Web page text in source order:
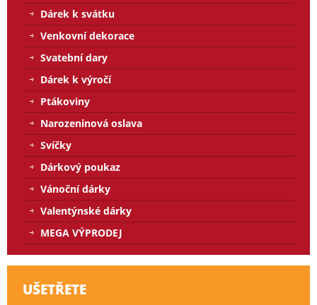
Dárek k svátku
Venkovní dekorace
Svatební dary
Dárek k výročí
Ptákoviny
Narozeninová oslava
Svíčky
Dárkový poukaz
Vánoční dárky
Valentýnské dárky
MEGA VÝPRODEJ
UŠETŘETE